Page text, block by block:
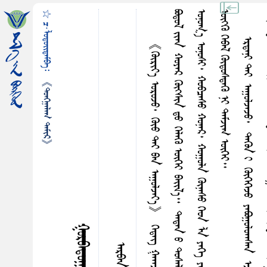
☆ ᠴ·ᠯᠤᠳᠤᠢ᠌ᠳᠠᠮᠪᠠ᠄
《ᠲᠤᠩᠭ᠋ᠠᠯᠠᠭ ᠲᠠᠮᠢᠷ》 ᠃